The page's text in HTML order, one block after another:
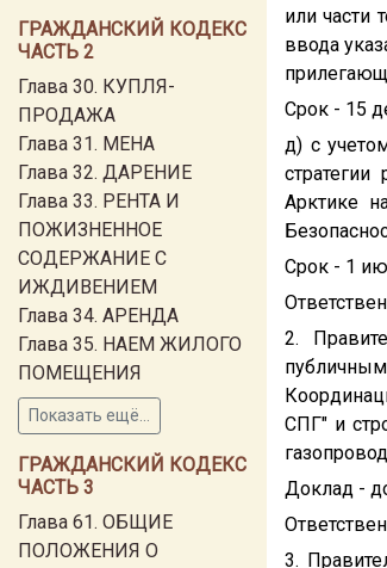
ГРАЖДАНСКИЙ КОДЕКС
ЧАСТЬ 2
Глава 30. КУПЛЯ-
ПРОДАЖА
Глава 31. МЕНА
Глава 32. ДАРЕНИЕ
Глава 33. РЕНТА И
ПОЖИЗНЕННОЕ
СОДЕРЖАНИЕ С
ИЖДИВЕНИЕМ
Глава 34. АРЕНДА
Глава 35. НАЕМ ЖИЛОГО
ПОМЕЩЕНИЯ
Показать ещё...
ГРАЖДАНСКИЙ КОДЕКС
ЧАСТЬ 3
Глава 61. ОБЩИЕ
ПОЛОЖЕНИЯ О
или части
ввода
Срок - 15
д) с
Арктике
Срок - 1
2.
СПГ" и
Доклад -
3.